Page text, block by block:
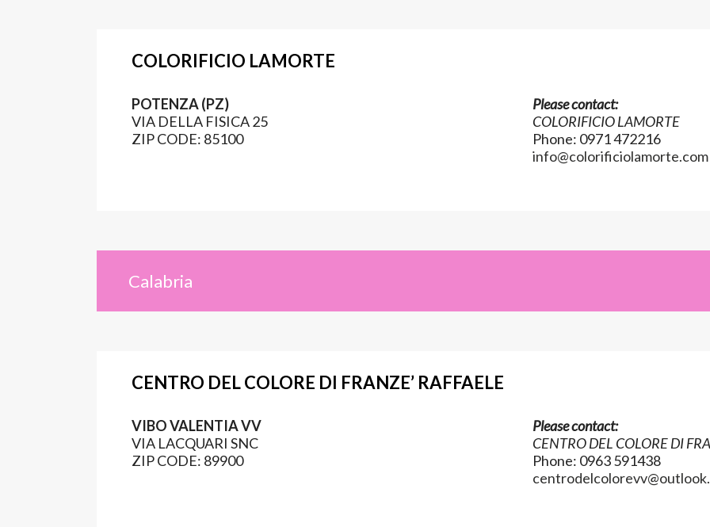
COLORIFICIO LAMORTE
POTENZA (PZ)
VIA DELLA FISICA 25
ZIP CODE: 85100
Please contact:
COLORIFICIO LAMORTE
Phone: 0971 472216
info@colorificiolamorte.com
Calabria
CENTRO DEL COLORE DI FRANZE’ RAFFAELE
VIBO VALENTIA VV
VIA LACQUARI SNC
ZIP CODE: 89900
Please contact:
CENTRO DEL COLORE DI
Phone: 0963 591438